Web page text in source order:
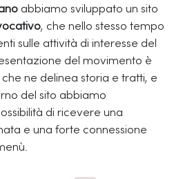
abbiamo sviluppato un sito
, che nello stesso tempo
sulle attività di interesse del
del movimento è
ne delinea storia e tratti, e
del sito abbiamo
di ricevere una
e una forte connessione